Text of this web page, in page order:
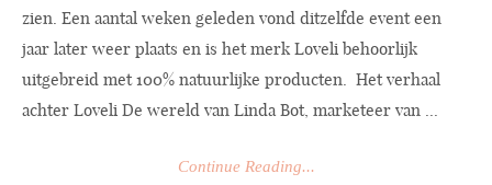
zien. Een aantal weken geleden vond ditzelfde event een
jaar later weer plaats en is het merk Loveli behoorlijk
uitgebreid met 100% natuurlijke producten. Het verhaal
achter Loveli De wereld van Linda Bot, marketeer van ...
Continue Reading...